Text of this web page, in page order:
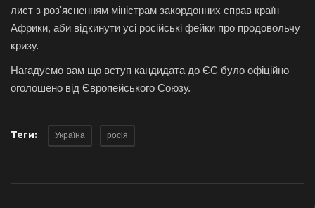
лист з роз'ясненням міністрам закордонних справ країн
Африки, аби відкинути усі російські фейки про продовольчу
кризу.
Нагадуємо вам що вступ кандидата до ЄС було офіційно
оголошено від Європейського Союзу.
Теги: Україна росія